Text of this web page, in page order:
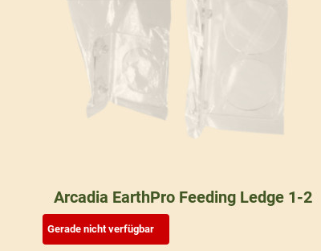
Arcadia EarthPro Feeding Ledge 1-2